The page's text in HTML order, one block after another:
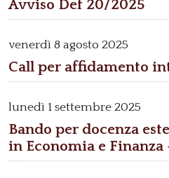
Avviso Def 20/2025
venerdì 8 agosto 2025
Call per affidamento
lunedì 1 settembre 2025
Bando per docenza
in Economia e Finanza